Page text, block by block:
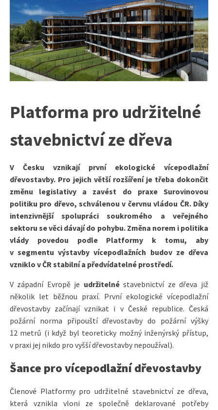
Platforma pro udržitelné
stavebnictví ze dřeva
V Česku vznikají první ekologické vícepodlažní
dřevostavby. Pro jejich větší rozšíření je třeba dokončit
změnu legislativy a zavést do praxe Surovinovou
politiku pro dřevo, schválenou v červnu vládou ČR. Díky
intenzivnější spolupráci soukromého a veřejného
sektoru se věci dávají do pohybu. Změna norem i politika
vlády povedou podle Platformy k tomu, aby
v segmentu výstavby vícepodlažních budov ze dřeva
vzniklo v ČR stabilní a předvídatelné prostředí.
V západní Evropě je udržitelnéstavebnictví ze dřeva již
několik let běžnou praxí. První ekologické vícepodlažní
dřevostavby začínají vznikat i v České republice. Česká
požární norma připouští dřevostavby do požární výšky
12 metrů (i když byl teoreticky možný inženýrský přístup,
v praxi jej nikdo pro vyšší dřevostavby nepoužíval).
Šance pro vícepodlažní dřevostavby
Členové Platformy pro udržitelné stavebnictví ze dřeva,
která vznikla vloni ze společně deklarované potřeby